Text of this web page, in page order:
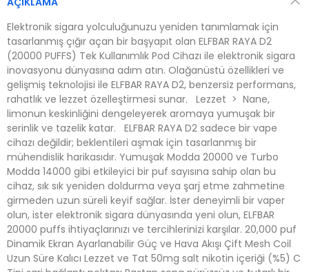
Elektronik sigara yolculuğunuzu yeniden tanımlamak için
tasarlanmış çığır açan bir başyapıt olan ELFBAR RAYA D2
(20000 PUFFS) Tek Kullanımlık Pod Cihazı ile elektronik sigara
inovasyonu dünyasına adım atın. Olağanüstü özellikleri ve
gelişmiş teknolojisi ile ELFBAR RAYA D2, benzersiz performans,
rahatlık ve lezzet özelleştirmesi sunar. Lezzet > Nane,
limonun keskinliğini dengeleyerek aromaya yumuşak bir
serinlik ve tazelik katar. ELFBAR RAYA D2 sadece bir vape
cihazı değildir; beklentileri aşmak için tasarlanmış bir
mühendislik harikasıdır. Yumuşak Modda 20000 ve Turbo
Modda 14000 gibi etkileyici bir puf sayısına sahip olan bu
cihaz, sık sık yeniden doldurma veya şarj etme zahmetine
girmeden uzun süreli keyif sağlar. İster deneyimli bir vaper
olun, ister elektronik sigara dünyasında yeni olun, ELFBAR
20000 puffs ihtiyaçlarınızı ve tercihlerinizi karşılar. 20,000 puf
Dinamik Ekran Ayarlanabilir Güç ve Hava Akışı Çift Mesh Coil
Uzun Süre Kalıcı Lezzet ve Tat 50mg salt nikotin içeriği (%5) C